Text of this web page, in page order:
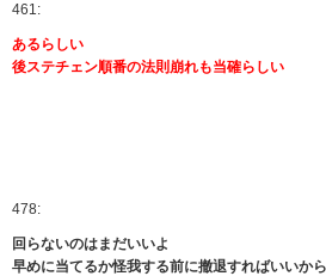
461:
あるらしい
後ステチェン順番の法則崩れも当確らしい
478:
回らないのはまだいいよ
早めに当てるか怪我する前に撤退すればいいから